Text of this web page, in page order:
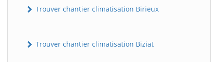
Trouver chantier climatisation Birieux
Trouver chantier climatisation Biziat